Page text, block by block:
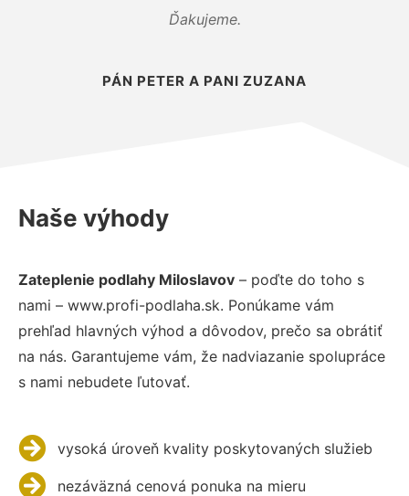
Ďakujeme.
PÁN PETER A PANI ZUZANA
Naše výhody
Zateplenie podlahy Miloslavov – poďte do toho s
nami – www.profi-podlaha.sk. Ponúkame vám
prehľad hlavných výhod a dôvodov, prečo sa obrátiť
na nás. Garantujeme vám, že nadviazanie spolupráce
s nami nebudete ľutovať.
vysoká úroveň kvality poskytovaných služieb
nezáväzná cenová ponuka na mieru